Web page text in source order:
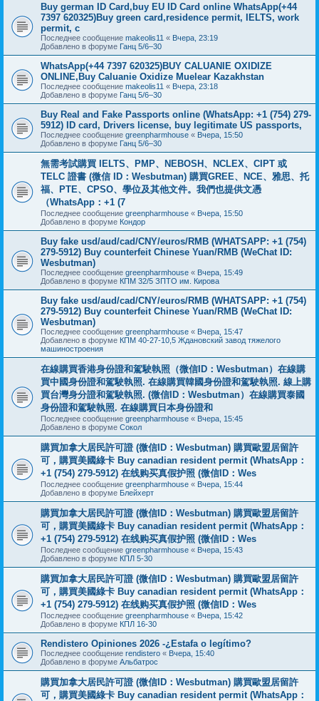
Buy german ID Card,buy EU ID Card online WhatsApp(+44
7397 620325)Buy green card,residence permit, IELTS, work
permit, c
Последнее сообщение makeolis11 « Вчера, 23:19
Добавлено в форуме Ганц 5/6–30
WhatsApp(+44 7397 620325)BUY CALUANIE OXIDIZE
ONLINE,Buy Caluanie Oxidize Muelear Kazakhstan
Последнее сообщение makeolis11 « Вчера, 23:18
Добавлено в форуме Ганц 5/6–30
Buy Real and Fake Passports online (WhatsApp: +1 (754) 279-
5912) ID card, Drivers license, buy legitimate US passports,
Последнее сообщение greenpharmhouse « Вчера, 15:50
Добавлено в форуме Ганц 5/6–30
無需考試購買 IELTS、PMP、NEBOSH、NCLEX、CIPT 或
TELC 證書 (微信 ID：Wesbutman) 購買GREE、NCE、雅思、托
福、PTE、CPSO、學位及其他文件。我們也提供文憑
（WhatsApp：+1 (7
Последнее сообщение greenpharmhouse « Вчера, 15:50
Добавлено в форуме Кондор
Buy fake usd/aud/cad/CNY/euros/RMB (WHATSAPP: +1 (754)
279-5912) Buy counterfeit Chinese Yuan/RMB (WeChat ID:
Wesbutman)
Последнее сообщение greenpharmhouse « Вчера, 15:49
Добавлено в форуме КПМ 32/5 ЗПТО им. Кирова
Buy fake usd/aud/cad/CNY/euros/RMB (WHATSAPP: +1 (754)
279-5912) Buy counterfeit Chinese Yuan/RMB (WeChat ID:
Wesbutman)
Последнее сообщение greenpharmhouse « Вчера, 15:47
Добавлено в форуме КПМ 40-27-10,5 Ждановский завод тяжелого
машиностроения
在線購買香港身份證和駕駛執照（微信ID：Wesbutman）在線購
買中國身份證和駕駛執照. 在線購買韓國身份證和駕駛執照. 線上購
買台灣身分證和駕駛執照. (微信ID：Wesbutman）在線購買泰國
身份證和駕駛執照. 在線購買日本身份證和
Последнее сообщение greenpharmhouse « Вчера, 15:45
Добавлено в форуме Сокол
購買加拿大居民許可證 (微信ID：Wesbutman) 購買歐盟居留許
可，購買美國綠卡 Buy canadian resident permit (WhatsApp：
+1 (754) 279-5912) 在线购买真假护照 (微信ID：Wes
Последнее сообщение greenpharmhouse « Вчера, 15:44
Добавлено в форуме Блейхерт
購買加拿大居民許可證 (微信ID：Wesbutman) 購買歐盟居留許
可，購買美國綠卡 Buy canadian resident permit (WhatsApp：
+1 (754) 279-5912) 在线购买真假护照 (微信ID：Wes
Последнее сообщение greenpharmhouse « Вчера, 15:43
Добавлено в форуме КПЛ 5-30
購買加拿大居民許可證 (微信ID：Wesbutman) 購買歐盟居留許
可，購買美國綠卡 Buy canadian resident permit (WhatsApp：
+1 (754) 279-5912) 在线购买真假护照 (微信ID：Wes
Последнее сообщение greenpharmhouse « Вчера, 15:42
Добавлено в форуме КПЛ 16-30
Rendistero Opiniones 2026 -¿Estafa o legítimo?
Последнее сообщение rendistero « Вчера, 15:40
Добавлено в форуме Альбатрос
購買加拿大居民許可證 (微信ID：Wesbutman) 購買歐盟居留許
可，購買美國綠卡 Buy canadian resident permit (WhatsApp：